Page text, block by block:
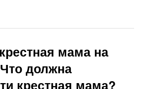
мама на
должна
крестная мама?